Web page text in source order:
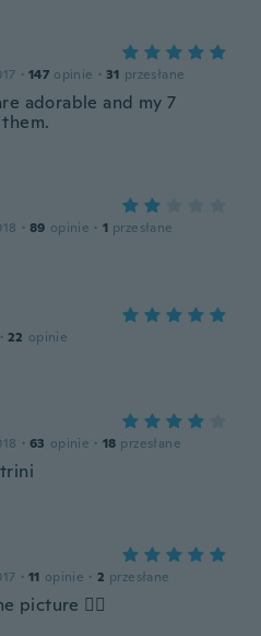
· 147 opinie · 31 przesłane
adorable and my 7
· 89 opinie · 1 przesłane
· 22 opinie
· 63 opinie · 18 przesłane
· 11 opinie · 2 przesłane
picture 👌🏼